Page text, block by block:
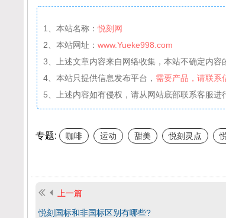
1、本站名称：悦刻网
2、本站网址： www.Yueke998.com
3、上述文章内容来自网络收集，本站不确定内容
4、本站只提供信息发布平台， 需要产品，请联系
5、上述内容如有侵权，请从网站底部联系客服进
专题: 咖啡 运动 甜美 悦刻灵点
上一篇
悦刻国标和非国标区别有哪些?